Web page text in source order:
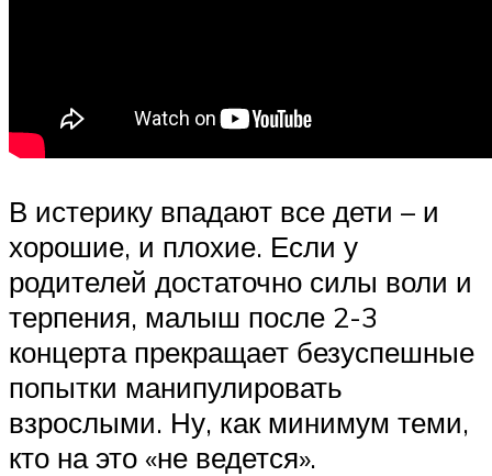
В истерику впадают все дети – и
хорошие, и плохие. Если у
родителей достаточно силы воли и
терпения, малыш после 2-3
концерта прекращает безуспешные
попытки манипулировать
взрослыми. Ну, как минимум теми,
кто на это «не ведется».